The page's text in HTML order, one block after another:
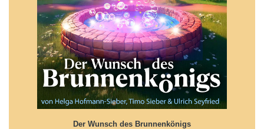
Der Wunsch des Brunnenkönigs
Der Wunsch des Brunnenkönigs
Wunschlos glücklich - oder!???